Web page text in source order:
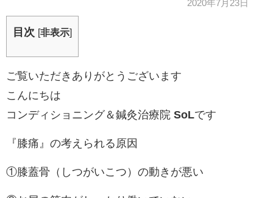
2020年7月23日
目次 [非表示]
ご覧いただきありがとうございます
こんにちは
コンディショニング＆鍼灸治療院 SoLです
『膝痛』の考えられる原因
①膝蓋骨（しつがいこつ）の動きが悪い